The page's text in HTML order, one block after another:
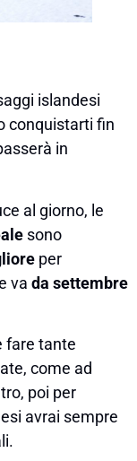
islandesi
conquistarti fin
in
al giorno, le
sono
per
va da settembre
fare tante
come ad
poi per
avrai sempre